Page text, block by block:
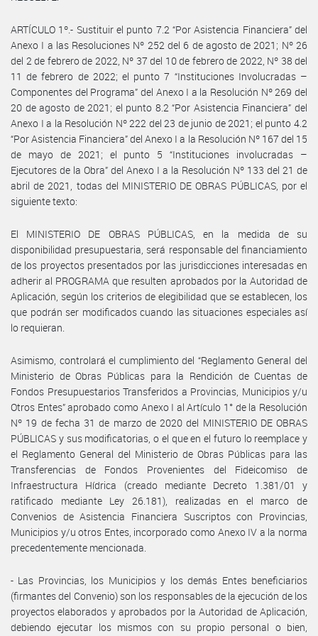
ARTÍCULO 1º.- Sustituir el punto 7.2 “Por Asistencia Financiera” del
Anexo I a las Resoluciones Nº 252 del 6 de agosto de 2021; Nº 26
del 2 de febrero de 2022, Nº 37 del 10 de febrero de 2022, Nº 38 del
11 de febrero de 2022; el punto 7 “Instituciones Involucradas –
Componentes del Programa” del Anexo I a la Resolución Nº 269 del
20 de agosto de 2021; el punto 8.2 “Por Asistencia Financiera” del
Anexo I a la Resolución Nº 222 del 23 de junio de 2021; el punto 4.2
“Por Asistencia Financiera” del Anexo I a la Resolución Nº 167 del 15
de mayo de 2021; el punto 5 “Instituciones involucradas –
Ejecutores de la Obra” del Anexo I a la Resolución Nº 133 del 21 de
abril de 2021, todas del MINISTERIO DE OBRAS PÚBLICAS, por el
siguiente texto:
El MINISTERIO DE OBRAS PÚBLICAS, en la medida de su
disponibilidad presupuestaria, será responsable del financiamiento
de los proyectos presentados por las jurisdicciones interesadas en
adherir al PROGRAMA que resulten aprobados por la Autoridad de
Aplicación, según los criterios de elegibilidad que se establecen, los
que podrán ser modificados cuando las situaciones especiales así
lo requieran.
Asimismo, controlará el cumplimiento del “Reglamento General del
Ministerio de Obras Públicas para la Rendición de Cuentas de
Fondos Presupuestarios Transferidos a Provincias, Municipios y/u
Otros Entes” aprobado como Anexo I al Artículo 1° de la Resolución
Nº 19 de fecha 31 de marzo de 2020 del MINISTERIO DE OBRAS
PÚBLICAS y sus modificatorias, o el que en el futuro lo reemplace y
el Reglamento General del Ministerio de Obras Públicas para las
Transferencias de Fondos Provenientes del Fideicomiso de
Infraestructura Hídrica (creado mediante Decreto 1.381/01 y
ratificado mediante Ley 26.181), realizadas en el marco de
Convenios de Asistencia Financiera Suscriptos con Provincias,
Municipios y/u otros Entes, incorporado como Anexo IV a la norma
precedentemente mencionada.
- Las Provincias, los Municipios y los demás Entes beneficiarios
(firmantes del Convenio) son los responsables de la ejecución de los
proyectos elaborados y aprobados por la Autoridad de Aplicación,
debiendo ejecutar los mismos con su propio personal o bien,